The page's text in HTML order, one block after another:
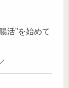
活”を始めて